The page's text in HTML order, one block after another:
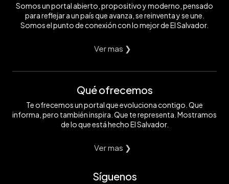
Somos un portal abierto, propositivo y moderno, pensado
para reflejar a un país que avanza, se reinventa y se une.
Somos el punto de conexión con lo mejor de El Salvador.
Ver mas ❯
Qué ofrecemos
Te ofrecemos un portal que evoluciona contigo. Que
informa, pero también inspira. Que te representa. Mostramos
de lo que está hecho El Salvador.
Ver mas ❯
Síguenos